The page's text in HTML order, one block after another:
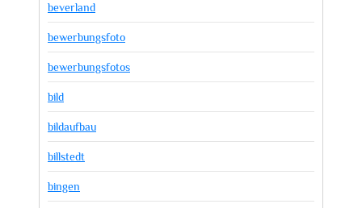
beverland
bewerbungsfoto
bewerbungsfotos
bild
bildaufbau
billstedt
bingen